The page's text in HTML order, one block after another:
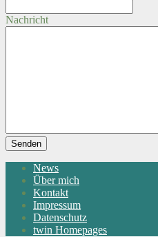
Nachricht
Senden
News
Über mich
Kontakt
Impressum
Datenschutz
twin Homepages